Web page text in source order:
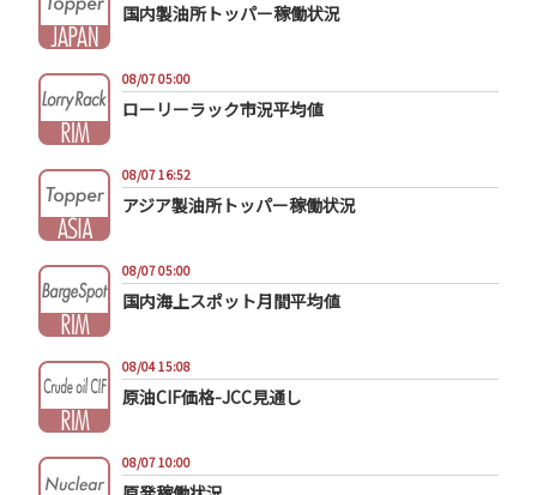
国内製油所トッパー稼働状況
08/07 05:00
ローリーラック市況平均値
08/07 16:52
アジア製油所トッパー稼働状況
08/07 05:00
国内海上スポット月間平均値
08/04 15:08
原油CIF価格-JCC見通し
08/07 10:00